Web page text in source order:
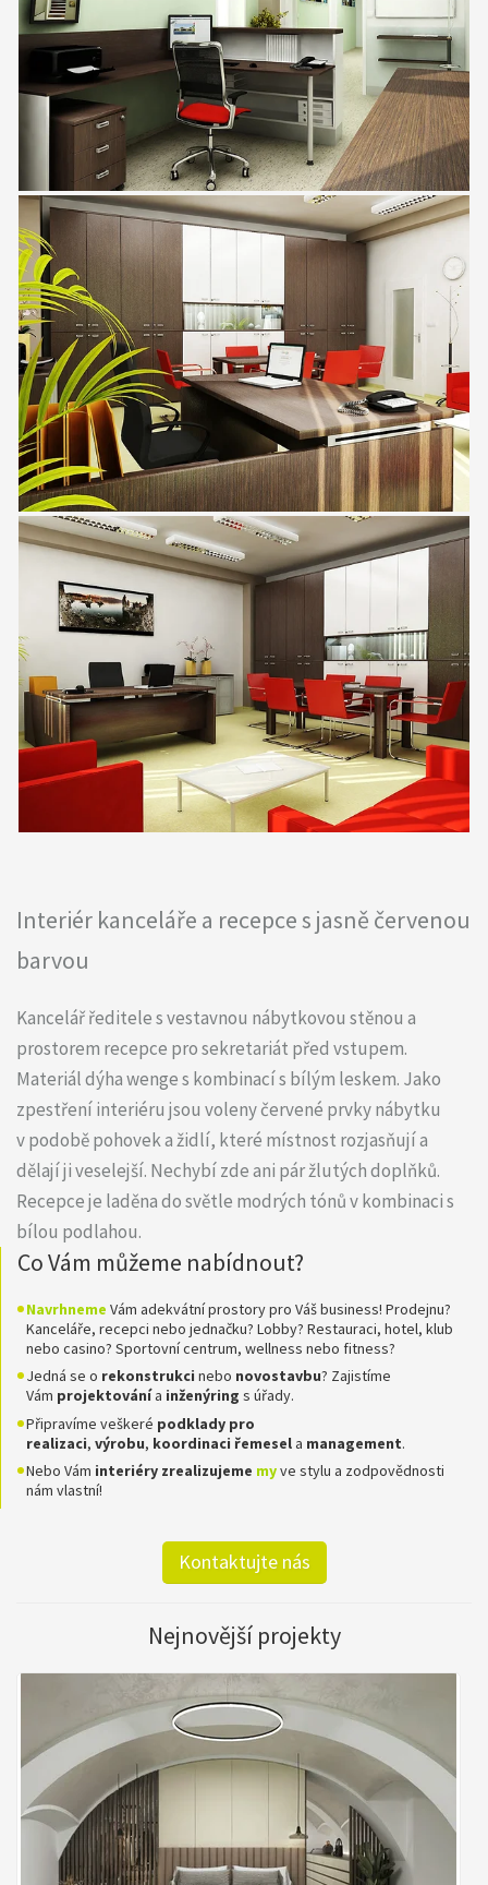
Interiér kanceláře a recepce s jasně červenou
barvou
Kancelář ředitele s vestavnou nábytkovou stěnou a
prostorem recepce pro sekretariát před vstupem.
Materiál dýha wenge s kombinací s bílým leskem. Jako
zpestření interiéru jsou voleny červené prvky nábytku
v podobě pohovek a židlí, které místnost rozjasňují a
dělají ji veselejší. Nechybí zde ani pár žlutých doplňků.
Recepce je laděna do světle modrých tónů v kombinaci s
bílou podlahou.
Co Vám můžeme nabídnout?
Navrhneme Vám adekvátní prostory pro Váš business! Prodejnu?
Kanceláře, recepci nebo jednačku? Lobby? Restauraci, hotel, klub
nebo casino? Sportovní centrum, wellness nebo fitness?
Jedná se o rekonstrukci nebo novostavbu? Zajistíme
Vám projektovánía inženýring s úřady.
Připravíme veškeré podklady pro
realizaci, výrobu, koordinaci řemesela management.
Nebo Vám interiéry zrealizujeme myve stylu a zodpovědnosti
nám vlastní!
Kontaktujte nás
Nejnovější projekty